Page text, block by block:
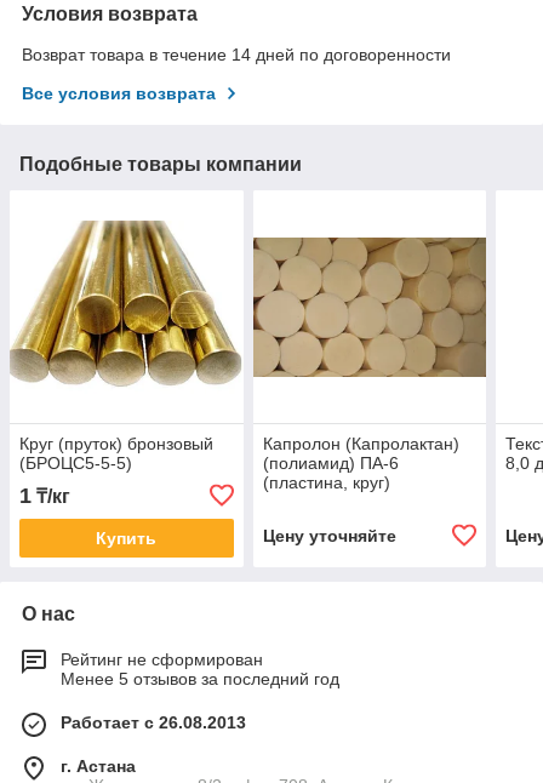
Условия возврата
Возврат товара в течение 14 дней по договоренности
Все условия возврата
Подобные товары компании
Круг (пруток) бронзовый
(БРОЦС5-5-5)
1 ₸/кг
Купить
Капролон (Капролактан)
(полиамид) ПА-6
(пластина, круг)
Цену уточняйте
8,0
О нас
Рейтинг не сформирован
Менее 5 отзывов за последний год
Работает с 26.08.2013
г. Астана